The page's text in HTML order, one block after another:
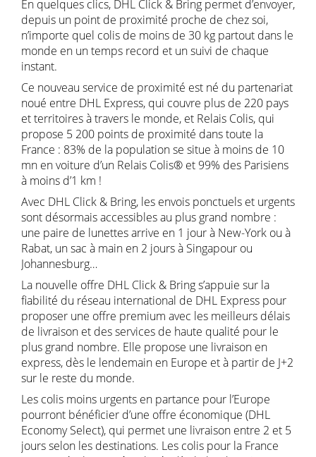
En quelques clics, DHL Click & Bring permet d’envoyer,
depuis un point de proximité proche de chez soi,
n’importe quel colis de moins de 30 kg partout dans le
monde en un temps record et un suivi de chaque
instant.
Ce nouveau service de proximité est né du partenariat
noué entre DHL Express, qui couvre plus de 220 pays
et territoires à travers le monde, et Relais Colis, qui
propose 5 200 points de proximité dans toute la
France : 83% de la population se situe à moins de 10
mn en voiture d’un Relais Colis® et 99% des Parisiens
à moins d’1 km !
Avec DHL Click & Bring, les envois ponctuels et urgents
sont désormais accessibles au plus grand nombre :
une paire de lunettes arrive en 1 jour à New-York ou à
Rabat, un sac à main en 2 jours à Singapour ou
Johannesburg…
La nouvelle offre DHL Click & Bring s’appuie sur la
fiabilité du réseau international de DHL Express pour
proposer une offre premium avec les meilleurs délais
de livraison et des services de haute qualité pour le
plus grand nombre. Elle propose une livraison en
express, dès le lendemain en Europe et à partir de J+2
sur le reste du monde.
Les colis moins urgents en partance pour l’Europe
pourront bénéficier d’une offre économique (DHL
Economy Select), qui permet une livraison entre 2 et 5
jours selon les destinations. Les colis pour la France